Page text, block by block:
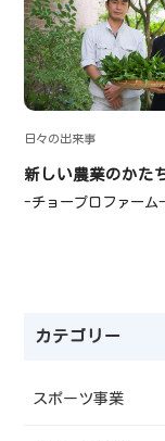
日々の出来事
新しい農業のかた
-チョープロファーム-
カテゴリー
スポーツ事業